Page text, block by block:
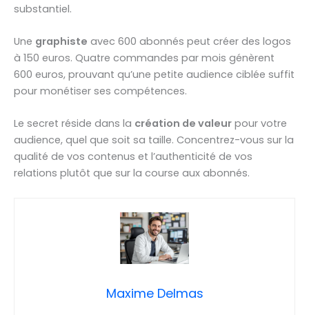
substantiel.
Une graphiste avec 600 abonnés peut créer des logos
à 150 euros. Quatre commandes par mois génèrent
600 euros, prouvant qu’une petite audience ciblée suffit
pour monétiser ses compétences.
Le secret réside dans la création de valeur pour votre
audience, quel que soit sa taille. Concentrez-vous sur la
qualité de vos contenus et l’authenticité de vos
relations plutôt que sur la course aux abonnés.
Maxime Delmas